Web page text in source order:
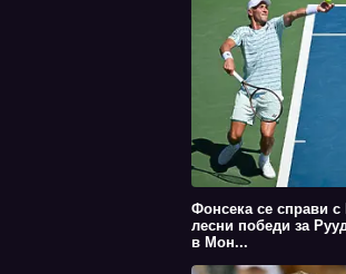
Фонсека се справи с
лесни победи за
в Мон...